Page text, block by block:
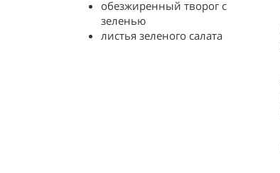
обезжиренный творог с
зеленью
листья зеленого салата